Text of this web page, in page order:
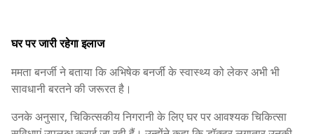
घर पर जारी रहेगा इलाज
ममता बनर्जी ने बताया कि अभिषेक बनर्जी के स्वास्थ्य को लेकर अभी भी
सावधानी बरतने की जरूरत है।
उनके अनुसार, चिकित्सकीय निगरानी के लिए घर पर आवश्यक चिकित्सा